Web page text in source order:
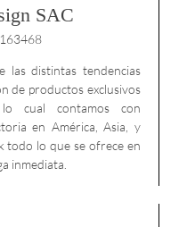
SAC
las distintas tendencias
de productos exclusivos
cual contamos con
en América, Asia, y
todo lo que se ofrece en
inmediata.